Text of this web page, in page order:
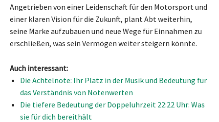
Angetrieben von einer Leidenschaft für den Motorsport und
einer klaren Vision für die Zukunft, plant Abt weiterhin,
seine Marke aufzubauen und neue Wege für Einnahmen zu
erschließen, was sein Vermögen weiter steigern könnte.
Auch interessant:
Die Achtelnote: Ihr Platz in der Musik und Bedeutung für
das Verständnis von Notenwerten
Die tiefere Bedeutung der Doppeluhrzeit 22:22 Uhr: Was
sie für dich bereithält